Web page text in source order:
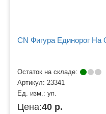
CN Фигура Единорог На
Остаток на складе:
Артикул: 23341
Ед. изм.: уп.
Цена:40 р.